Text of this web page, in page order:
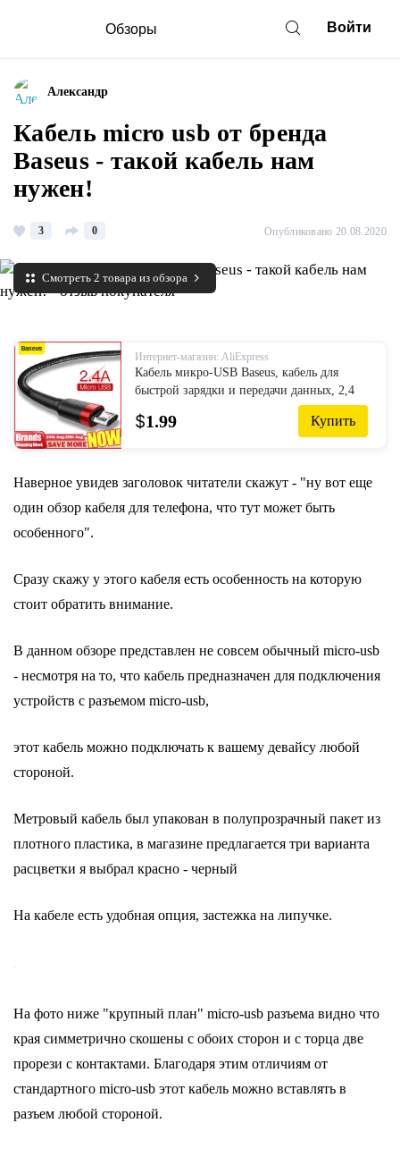
Обзоры Войти
Александр
Кабель micro usb от бренда
Baseus - такой кабель нам
нужен!
3 0 Опубликовано 20.08.2020
Смотреть 2 товара из обзора
Интернет-магазин: AliExpress
Кабель микро-USB Baseus, кабель для
быстрой зарядки и передачи данных, 2,4
А, для Samsung J7, Redmi Note 5 Pro,
устройств на Android
$1.99 Купить
Наверное увидев заголовок читатели скажут - "ну вот еще
один обзор кабеля для телефона, что тут может быть
особенного".
Сразу скажу у этого кабеля есть особенность на которую
стоит обратить внимание.
В данном обзоре представлен не совсем обычный micro-usb
- несмотря на то, что кабель предназначен для подключения
устройств с разъемом micro-usb,
этот кабель можно подключать к вашему девайсу любой
стороной.
Метровый кабель был упакован в полупрозрачный пакет из
плотного пластика, в магазине предлагается три варианта
расцветки я выбрал красно - черный
На кабеле есть удобная опция, застежка на липучке.
На фото ниже "крупный план" micro-usb разъема видно что
края симметрично скошены с обоих сторон и с торца две
прорези с контактами. Благодаря этим отличиям от
стандартного micro-usb этот кабель можно вставлять в
разъем любой стороной.